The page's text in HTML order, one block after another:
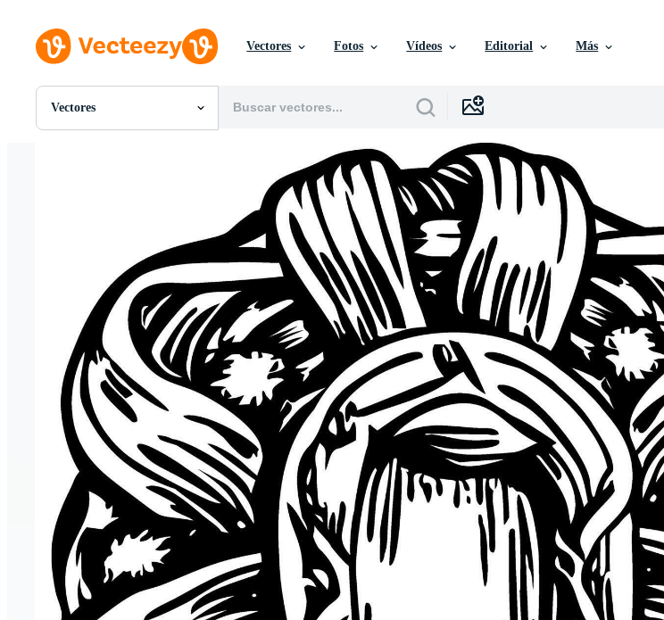
Vectores Fotos Vídeos Editorial Más
Vectores
Todas Imágenes
Gráficos en Movimiento
Imágenes Editoriales
Eventos Editoriales